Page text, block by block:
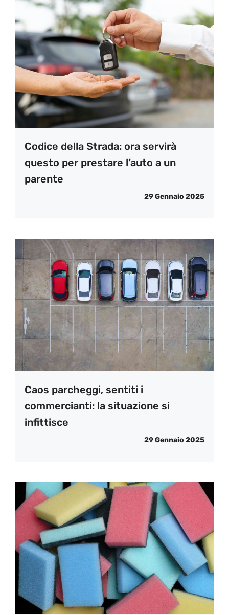
Codice della Strada: ora servirà
questo per prestare l’auto a un
parente
29 Gennaio 2025
Caos parcheggi, sentiti i
commercianti: la situazione si
infittisce
29 Gennaio 2025